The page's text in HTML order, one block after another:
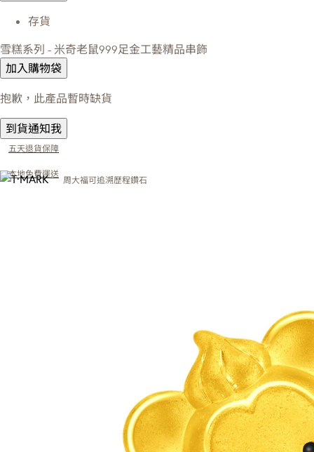
存貨
雪糕系列 - 米奇老鼠999足金工藝精品串飾
加入購物袋
抱歉，此產品暫時缺貨
到貨通知我
五天退貨保障
本地免費運送
周大福可追溯歷程鑽石